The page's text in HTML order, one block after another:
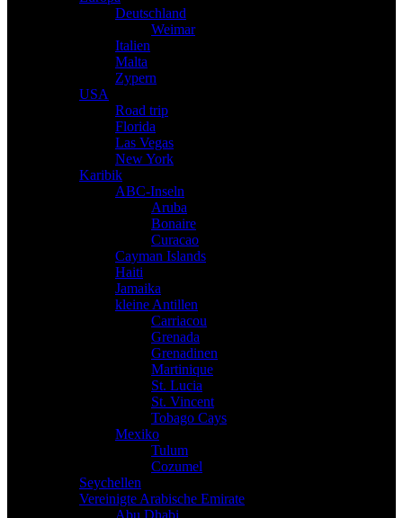
Deutschland
Weimar
Italien
Malta
Zypern
USA
Road trip
Florida
Las Vegas
New York
Karibik
ABC-Inseln
Aruba
Bonaire
Curacao
Cayman Islands
Haiti
Jamaika
kleine Antillen
Carriacou
Grenada
Grenadinen
Martinique
St. Lucia
St. Vincent
Tobago Cays
Mexiko
Tulum
Cozumel
Seychellen
Vereinigte Arabische Emirate